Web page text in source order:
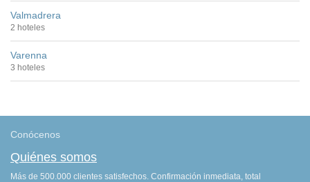
Valmadrera
2 hoteles
Varenna
3 hoteles
Conócenos
Quiénes somos
Más de 500.000 clientes satisfechos. Confirmación inmediata, total